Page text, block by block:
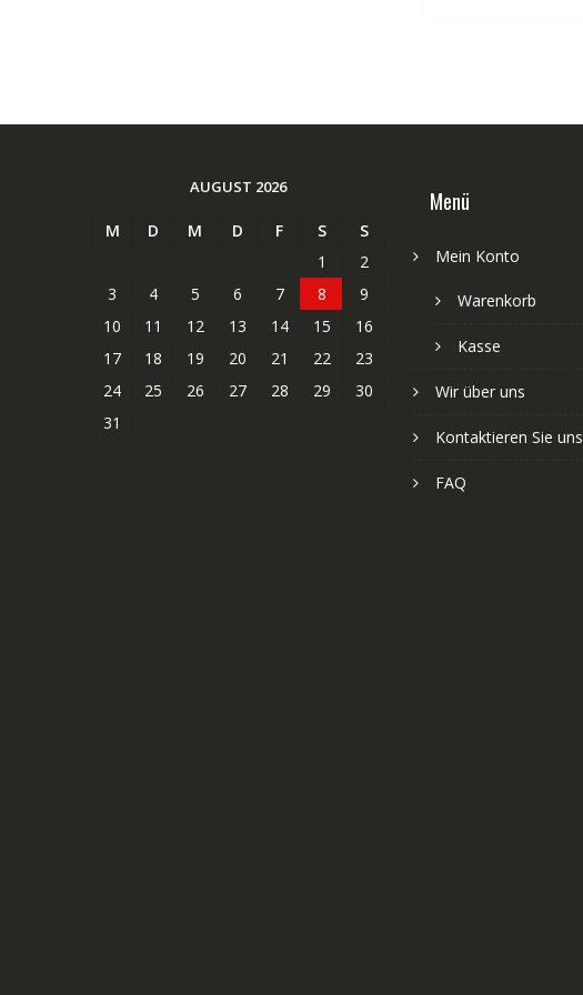
AUGUST 2026
M D M D F S
S
1
2
3
4 5 6 7 8
9
10
11 12 13 14 15
16
17
18 19 20 21 22
23
24
25 26 27 28 29
30
31
Menü
Mein Konto
Warenkorb
Kasse
Wir über uns
Kontaktieren Sie uns
FAQ